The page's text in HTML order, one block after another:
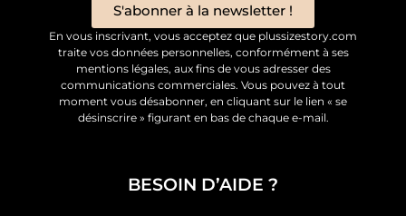
S'abonner à la newsletter !
En vous inscrivant, vous acceptez que plussizestory.com
traite vos données personnelles, conformément à ses
mentions légales, aux fins de vous adresser des
communications commerciales. Vous pouvez à tout
moment vous désabonner, en cliquant sur le lien « se
désinscrire » figurant en bas de chaque e-mail.
BESOIN D’AIDE ?